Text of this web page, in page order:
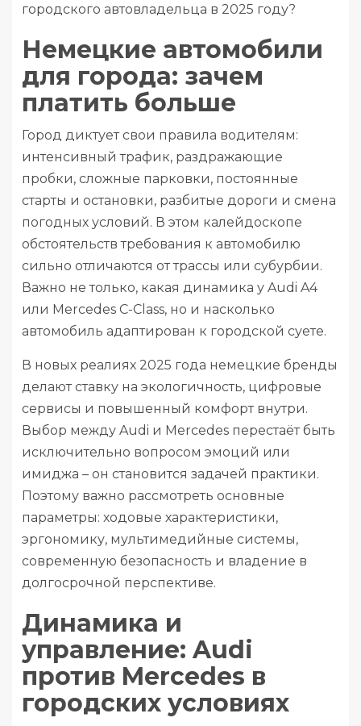
городского автовладельца в 2025 году?
Немецкие автомобили
для города: зачем
платить больше
Город диктует свои правила водителям:
интенсивный трафик, раздражающие
пробки, сложные парковки, постоянные
старты и остановки, разбитые дороги и смена
погодных условий. В этом калейдоскопе
обстоятельств требования к автомобилю
сильно отличаются от трассы или субурбии.
Важно не только, какая динамика у Audi A4
или Mercedes C-Class, но и насколько
автомобиль адаптирован к городской суете.
В новых реалиях 2025 года немецкие бренды
делают ставку на экологичность, цифровые
сервисы и повышенный комфорт внутри.
Выбор между Audi и Mercedes перестаёт быть
исключительно вопросом эмоций или
имиджа – он становится задачей практики.
Поэтому важно рассмотреть основные
параметры: ходовые характеристики,
эргономику, мультимедийные системы,
современную безопасность и владение в
долгосрочной перспективе.
Динамика и
управление: Audi
против Mercedes в
городских условиях